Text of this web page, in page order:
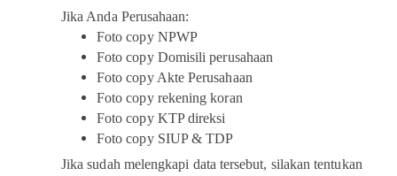
Jika Anda Perusahaan:
Foto copy NPWP
Foto copy Domisili perusahaan
Foto copy Akte Perusahaan
Foto copy rekening koran
Foto copy KTP direksi
Foto copy SIUP & TDP
Jika sudah melengkapi data tersebut, silakan tentukan